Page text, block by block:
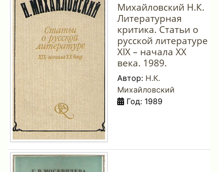
Михайловский Н.К.
Литературная
критика. Статьи о
русской литературе
XIX – начала XX
века. 1989.
Автор: Н.К.
Михайловский
Год: 1989